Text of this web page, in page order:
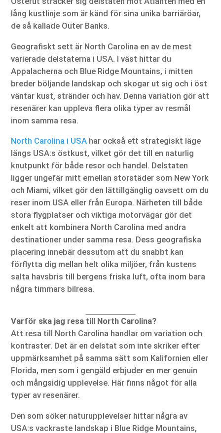
lång kustlinje som är känd för sina unika barriäröar,
de så kallade Outer Banks.
Geografiskt sett är North Carolina en av de mest
varierade delstaterna i USA. I väst hittar du
Appalacherna och Blue Ridge Mountains, i mitten
breder böljande landskap och skogar ut sig och i öst
väntar kust, stränder och hav. Denna variation gör att
resenärer kan uppleva flera olika typer av resmål
inom samma resa.
North Carolina i USA har också ett strategiskt läge
längs USA:s östkust, vilket gör det till en naturlig
knutpunkt för både resor och handel. Delstaten
ligger ungefär mitt emellan storstäder som New York
och Miami, vilket gör den lättillgänglig oavsett om du
reser inom USA eller från Europa. Närheten till både
stora flygplatser och viktiga motorvägar gör det
enkelt att kombinera North Carolina med andra
destinationer under samma resa. Dess geografiska
placering innebär dessutom att du snabbt kan
förflytta dig mellan helt olika miljöer, från kustens
salta havsbris till bergens friska luft, ofta inom bara
några timmars bilresa.
Varför ska jag resa till North Carolina?
Att resa till North Carolina handlar om variation och
kontraster. Det är en delstat som inte skriker efter
uppmärksamhet på samma sätt som Kalifornien eller
Florida, men som i gengäld erbjuder en mer genuin
och mångsidig upplevelse. Här finns något för alla
typer av resenärer.
Den som söker naturupplevelser hittar några av
USA:s vackraste landskap i Blue Ridge Mountains,